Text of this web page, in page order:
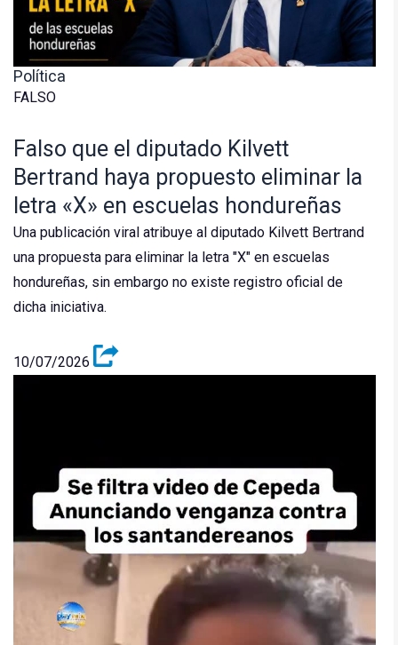
Política
FALSO
Falso que el diputado Kilvett
Bertrand haya propuesto eliminar la
letra «X» en escuelas hondureñas
Una publicación viral atribuye al diputado Kilvett Bertrand
una propuesta para eliminar la letra "X" en escuelas
hondureñas, sin embargo no existe registro oficial de
dicha iniciativa.
10/07/2026